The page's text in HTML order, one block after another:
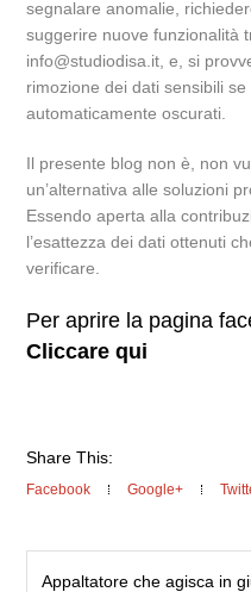
segnalare anomalie,
suggerire nuove funzionalità
info@studiodisa.it, e, si
rimozione dei dati sensibili
automaticamente oscurati.
Il presente blog non è, non
un’alternativa alle soluzioni
Essendo aperta alla
l’esattezza dei dati ottenuti
verificare.
Per aprire la pagina
Cliccare qui
Share This:
Facebook Google+
Appaltatore che agisca in